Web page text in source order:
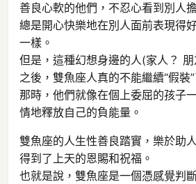
善良心軟的他們，不忍心看到別人
總是開心快樂地在別人面前表現得
一樣。
但是，這種幻想身邊的人(家人？
之後，雙魚座人真的不能繼續“假裝”
那時，他們就像在個上委屈的孩子
情地釋放自己的負能量。
雙魚座的人生性善良踏實，樂於助
得到了上天的恩賜和祝福。
也就是說，雙魚座是一個憑感覺判